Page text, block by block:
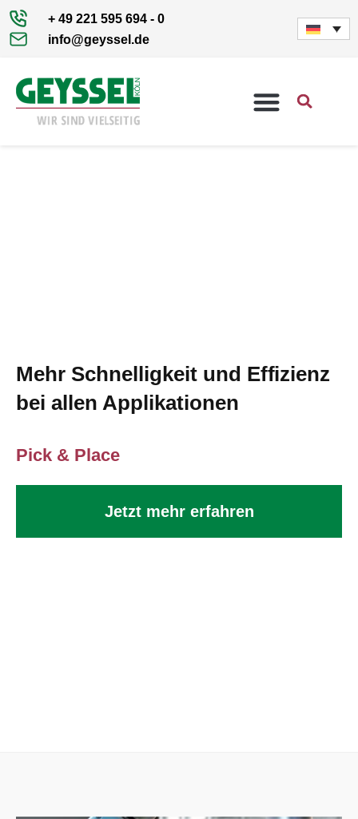
+ 49 221 595 694 - 0
info@geyssel.de
Mehr Schnelligkeit und Effizienz
bei allen Applikationen
Pick & Place
Jetzt mehr erfahren